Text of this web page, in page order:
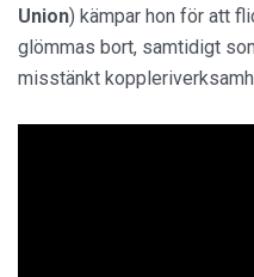
Union) kämpar hon för att
glömmas bort, samtidigt
misstänkt